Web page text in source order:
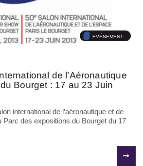
EVÉNEMENT
de l’Aéronautique
Bourget : 17 au 23 Juin
international de l’aéronautique et de
Parc des expositions du Bourget du 17